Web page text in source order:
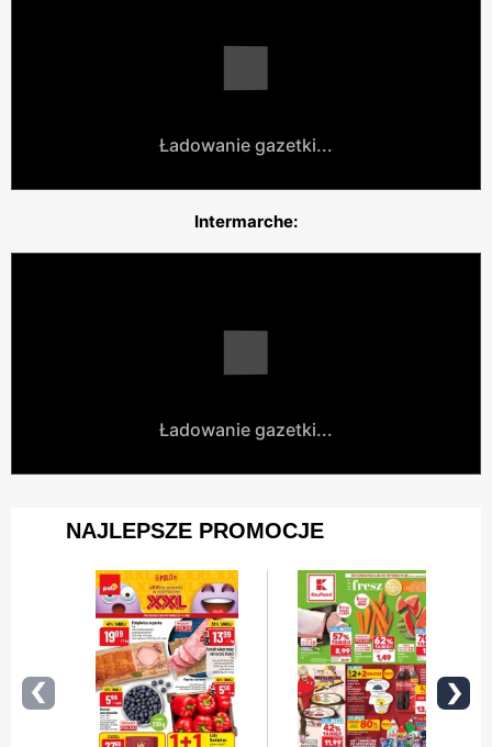
Ładowanie gazetki...
Intermarche:
Ładowanie gazetki...